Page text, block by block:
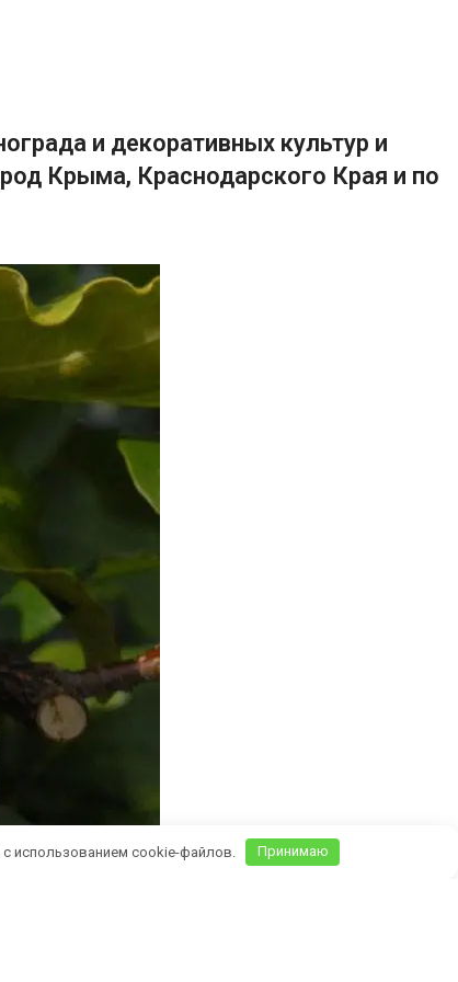
и декоративных культур и
Крыма, Краснодарского Края и по
использованием cookie-файлов. Принимаю